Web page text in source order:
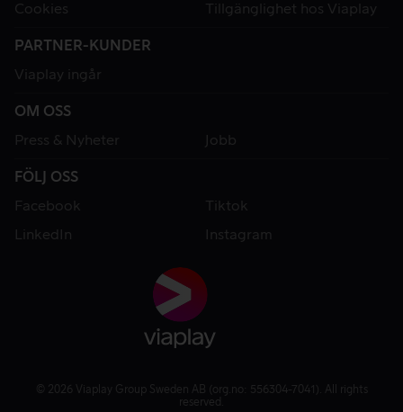
Cookies
Tillgänglighet hos Viaplay
PARTNER-KUNDER
Viaplay ingår
OM OSS
Press & Nyheter
Jobb
FÖLJ OSS
Facebook
Tiktok
LinkedIn
Instagram
© 2026 Viaplay Group Sweden AB (org.no: 556304-7041). All rights
reserved.